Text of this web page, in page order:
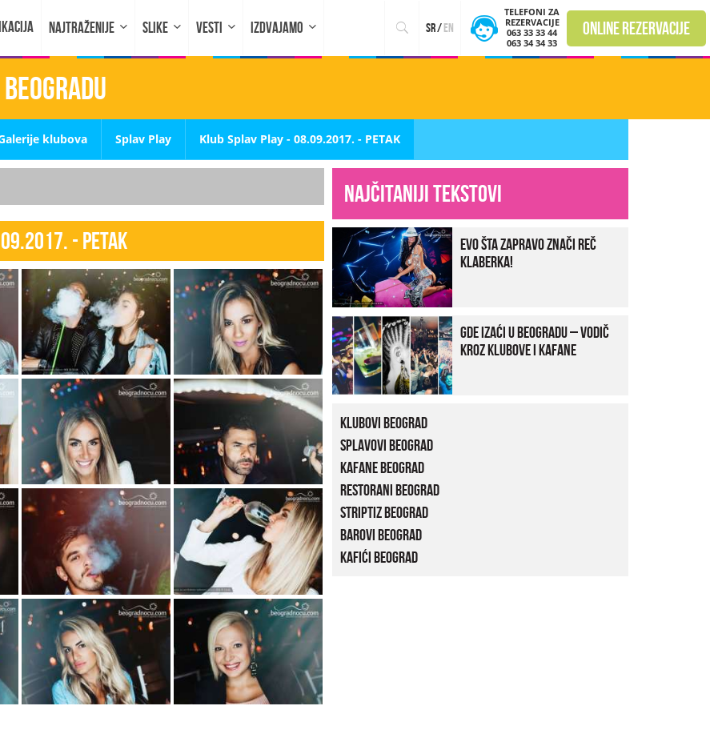
NAJTRAŽENIJE SLIKE VESTI IZDVAJAMO sr/en
TELEFONI ZA
REZERVACIJE
063 33 33 44
063 34 34 33
online rezervacije
klubova Splav Play Klub Splav Play - 08.09.2017. - PETAK
- PETAK
Najčitaniji tekstovi
Evo šta zapravo znači reč
klaberka!
Gde izaći u Beogradu – vodič
kroz klubove i kafane
Klubovi Beograd
Splavovi Beograd
Kafane Beograd
Restorani Beograd
Striptiz Beograd
Barovi Beograd
Kafići Beograd